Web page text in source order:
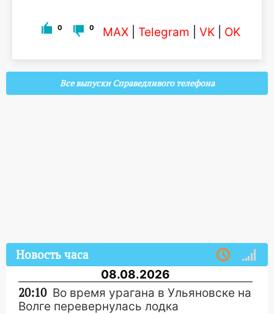
0 0 MAX Telegram VK OK
Все выпуски Справедливого телефона
Новость часа
08.08.2026
20:10 Во время урагана в Ульяновске на
Волге перевернулась лодка